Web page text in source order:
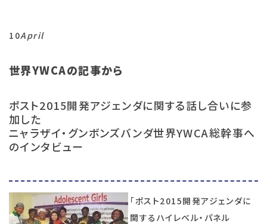
10April
世界YWCAの記事から
ポスト2015開発アジェンダに関する話し合いに参
加した
ニャラザイ・グンボンズバンダ世界YWCA総幹事へ
のインタビュー
「ポスト2015開発アジェンダに
関するハイレベル・パネル